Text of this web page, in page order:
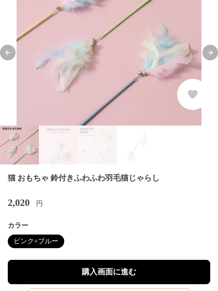
Previous slide
猫 おもちゃ 鈴付きふわふわ羽毛猫じゃらし
2,020 円
カラー
ピンク+ブルー
購入画面に進む